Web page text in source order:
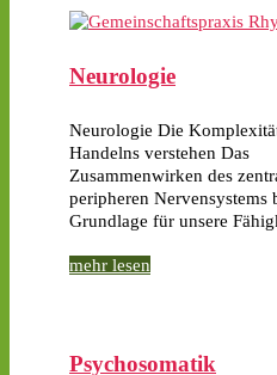
Neurologie
Neurologie Die
Handelns verstehen Das
Zusammenwirken des
peripheren Nervensystems
Grundlage für unsere
mehr lesen
Psychosomatik